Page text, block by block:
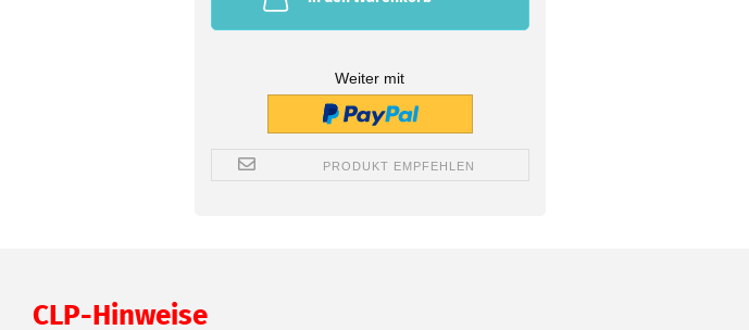
Weiter mit
PRODUKT EMPFEHLEN
CLP-Hinweise